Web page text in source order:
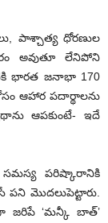
పాశ్చాత్య ధోరణుల
అవుతూ లేనిపోని
భారత జనాభా 170
ఆహార పదార్థాలను
ఆపకుంటే- ఇదే
పరిష్కారానికి
పని మొదలుపెట్టారు.
జరిపే ‘మన్కీ బాత్’